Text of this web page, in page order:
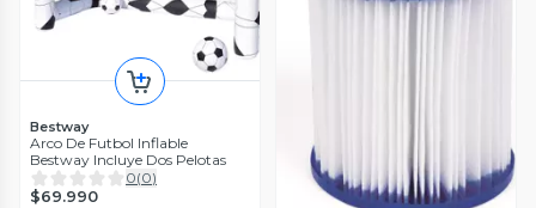
Bestway
Arco De Futbol Inflable
Bestway Incluye Dos Pelotas
0(0)
$69.990